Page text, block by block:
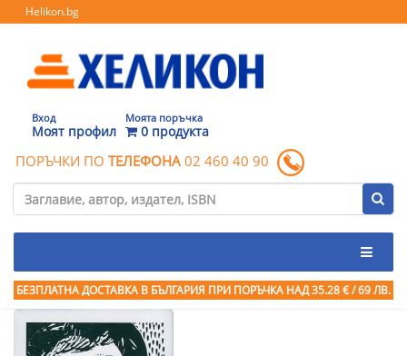
Helikon.bg
Вход
Моят профил
Моята поръчка
0 продукта
ПОРЪЧКИ ПО ТЕЛЕФОНА 02 460 40 90
БЕЗПЛАТНА ДОСТАВКА В БЪЛГАРИЯ ПРИ ПОРЪЧКА НАД 35.28 € / 69 ЛВ.